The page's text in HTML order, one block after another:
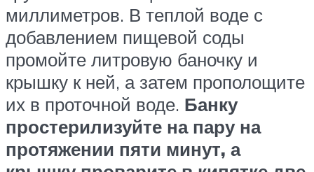
миллиметров. В теплой воде с
добавлением пищевой соды
промойте литровую баночку и
крышку к ней, а затем прополощите
их в проточной воде. Банку
простерилизуйте на пару на
протяжении пяти минут, а